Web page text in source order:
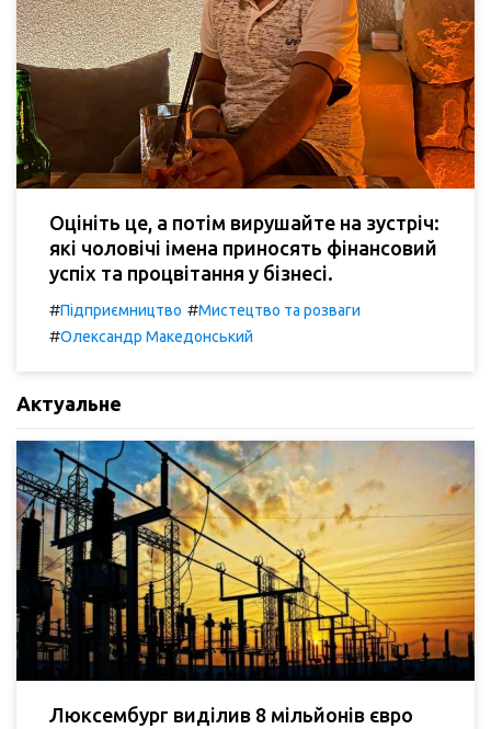
Оцініть це, а потім вирушайте на зустріч:
які чоловічі імена приносять фінансовий
успіх та процвітання у бізнесі.
#Підприємництво #Мистецтво та розваги
#Олександр Македонський
Актуальне
Люксембург виділив 8 мільйонів євро